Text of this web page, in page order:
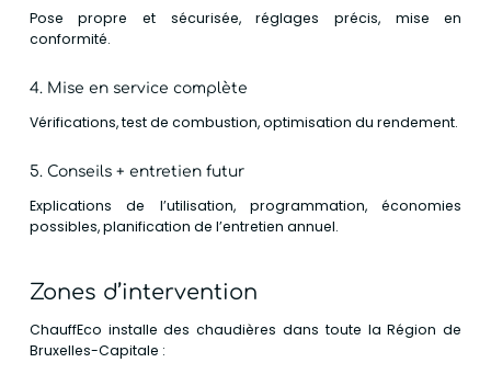
Pose propre et sécurisée, réglages précis, mise en
conformité.
4. Mise en service complète
Vérifications, test de combustion, optimisation du rendement.
5. Conseils + entretien futur
Explications de l’utilisation, programmation, économies
possibles, planification de l’entretien annuel.
Zones d’intervention
ChauffEco installe des chaudières dans toute la Région de
Bruxelles-Capitale :